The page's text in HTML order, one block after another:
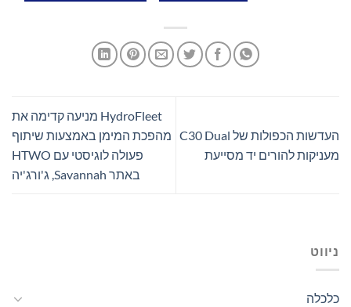
העדשות הכפולות של C30 Dual
מעניקות להורים יד מסייעת
HydroFleet מניעה קדימה את
מהפכת המימן באמצעות שיתוף
פעולה לוגיסטי עם HTWO
באתר Savannah, ג'ורג'יה
ניווט
כלכלה